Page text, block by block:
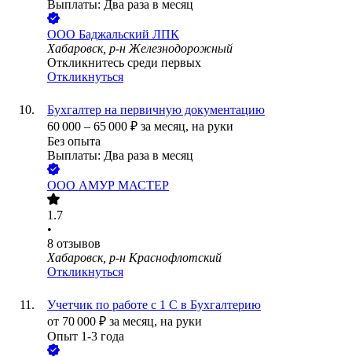
Выплаты: Два раза в месяц
ООО Баджальский ЛПК
Хабаровск, р-н Железнодорожный
Откликнитесь среди первых
Откликнуться
Бухгалтер на первичную документацию
60 000 – 65 000 ₽ за месяц, на руки
Без опыта
Выплаты: Два раза в месяц
ООО АМУР МАСТЕР
1.7
•
8 отзывов
Хабаровск, р-н Краснофлотский
Откликнуться
Учетчик по работе с 1 С в Бухгалтерию
от 70 000 ₽ за месяц, на руки
Опыт 1-3 года